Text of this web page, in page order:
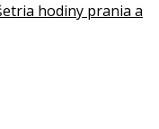
hodiny prania a